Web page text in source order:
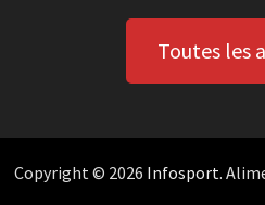
Toutes les
Copyright © 2026 Infosport.